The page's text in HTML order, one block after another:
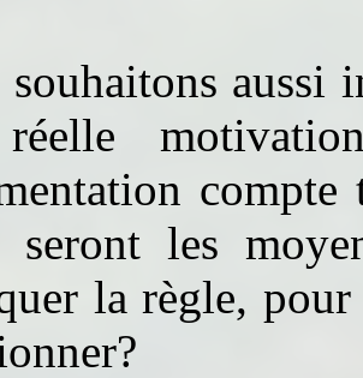
souhaitons aussi
compte
seront les
la règle,